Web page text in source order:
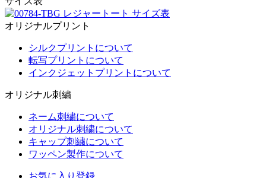
オリジナルプリント
シルクプリントについて
転写プリントについて
インクジェットプリントについて
オリジナル刺繍
ネーム刺繍について
オリジナル刺繍について
キャップ刺繍について
ワッペン製作について
お気に入り登録